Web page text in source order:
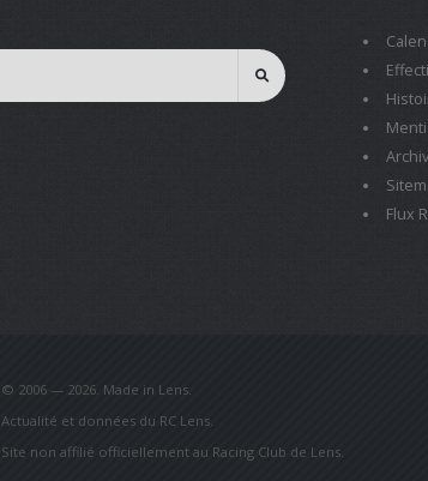
Flux
© 2006 — 2026. Made in Lens.
Actualité et données du RC Lens.
Site non affilié officiellement au Racing Club de Lens.